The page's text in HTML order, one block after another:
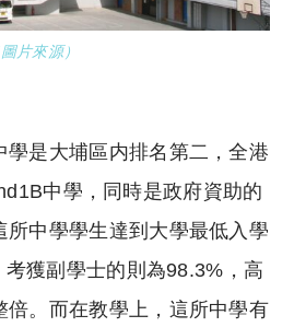
片來源）
學是大埔區内排名第二，全港
中學，同時是政府資助的
所中學學生達到大學最低入學
獲副學士的則為98.3%，高
倍。而在教學上，這所中學有